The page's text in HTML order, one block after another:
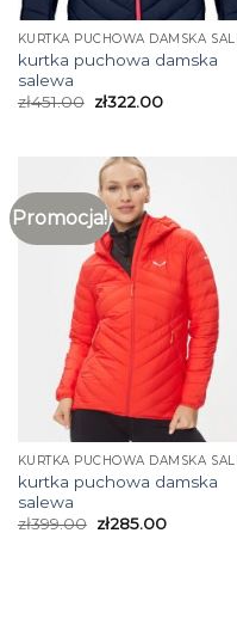
kurtka puchowa damska
salewa
zł451.00 zł322.00
Promocja!
kurtka puchowa damska
salewa
zł399.00 zł285.00